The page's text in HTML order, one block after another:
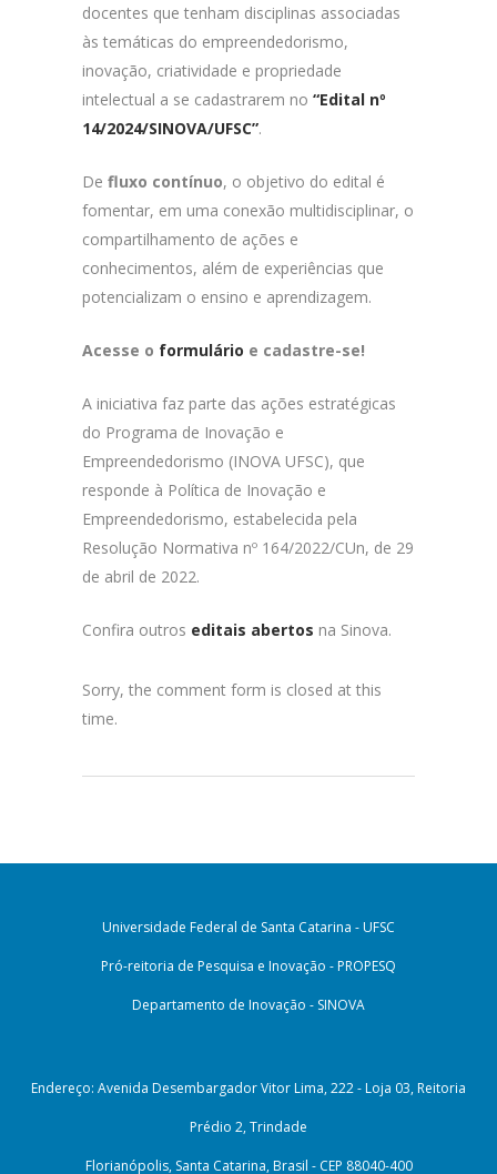
docentes que tenham disciplinas associadas
às temáticas do empreendedorismo,
inovação, criatividade e propriedade
intelectual a se cadastrarem no “Edital nº
14/2024/SINOVA/UFSC”.
De fluxo contínuo, o objetivo do edital é
fomentar, em uma conexão multidisciplinar, o
compartilhamento de ações e
conhecimentos, além de experiências que
potencializam o ensino e aprendizagem.
Acesse o formulário e cadastre-se!
A iniciativa faz parte das ações estratégicas
do Programa de Inovação e
Empreendedorismo (INOVA UFSC), que
responde à Política de Inovação e
Empreendedorismo, estabelecida pela
Resolução Normativa nº 164/2022/CUn, de 29
de abril de 2022.
Confira outros editais abertos na Sinova.
Sorry, the comment form is closed at this
time.
Universidade Federal de Santa Catarina - UFSC
Pró-reitoria de Pesquisa e Inovação - PROPESQ
Departamento de Inovação - SINOVA
Endereço: Avenida Desembargador Vitor Lima, 222 - Loja 03, Reitoria
Prédio 2, Trindade
Florianópolis, Santa Catarina, Brasil - CEP 88040-400